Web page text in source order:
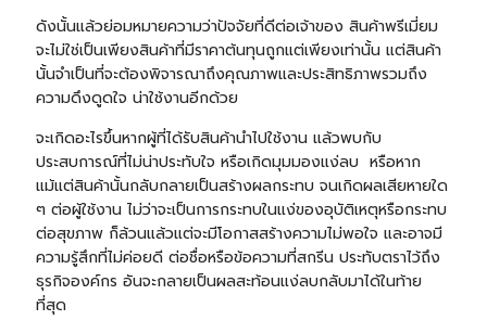
ดังนั้นแล้วย่อมหมายความว่าปัจจัยที่ดีต่อเจ้าของ สินค้าพรีเมี่ยม
จะไม่ใช่เป็นเพียงสินค้าที่มีราคาต้นทุนถูกแต่เพียงเท่านั้น แต่สินค้า
นั้นจำเป็นที่จะต้องพิจารณาถึงคุณภาพและประสิทธิภาพรวมถึง
ความดึงดูดใจ น่าใช้งานอีกด้วย
จะเกิดอะไรขึ้นหากผู้ที่ได้รับสินค้านำไปใช้งาน แล้วพบกับ
ประสบการณ์ที่ไม่น่าประทับใจ หรือเกิดมุมมองแง่ลบ หรือหาก
แม้แต่สินค้านั้นกลับกลายเป็นสร้างผลกระทบ จนเกิดผลเสียหายใด
ๆ ต่อผู้ใช้งาน ไม่ว่าจะเป็นการกระทบในแง่ของอุบัติเหตุหรือกระทบ
ต่อสุขภาพ ก็ล้วนแล้วแต่จะมีโอกาสสร้างความไม่พอใจ และอาจมี
ความรู้สึกที่ไม่ค่อยดี ต่อชื่อหรือข้อความที่สกรีน ประทับตราไว้ถึง
ธุรกิจองค์กร อันจะกลายเป็นผลสะท้อนแง่ลบกลับมาได้ในท้าย
ที่สุด